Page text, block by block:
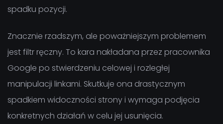
spadku pozycji.
Znacznie rzadszym, ale poważniejszym problemem
jest filtr ręczny. To kara nakładana przez pracownika
Google po stwierdzeniu celowej i rozległej
manipulacji linkami. Skutkuje ona drastycznym
spadkiem widoczności strony i wymaga podjęcia
konkretnych działań w celu jej usunięcia.